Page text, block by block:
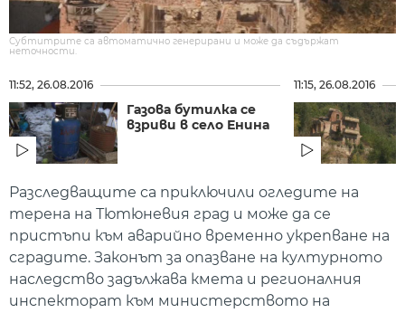
Субтитрите са автоматично генерирани и може да съдържат
неточности.
11:52, 26.08.2016
Газова бутилка се
взриви в село Енина
11:15, 26.08.2016
Разследващите са приключили огледите на
терена на Тютюневия град и може да се
пристъпи към аварийно временно укрепване на
сградите. Законът за опазване на културното
наследство задължава кмета и регионалния
инспекторат към министерството на